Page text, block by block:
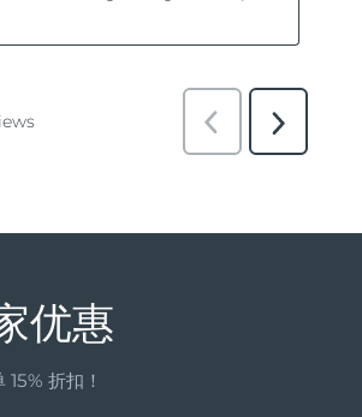
优惠
折扣！